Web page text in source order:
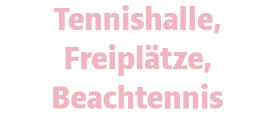
Tennishalle,
Freiplätze,
Beachtennis